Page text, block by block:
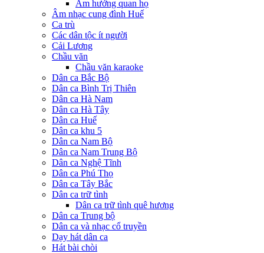
Âm hưởng quan họ
Âm nhạc cung đình Huế
Ca trù
Các dân tộc ít người
Cải Lương
Chầu văn
Chầu văn karaoke
Dân ca Bắc Bộ
Dân ca Bình Trị Thiên
Dân ca Hà Nam
Dân ca Hà Tây
Dân ca Huế
Dân ca khu 5
Dân ca Nam Bộ
Dân ca Nam Trung Bộ
Dân ca Nghệ Tĩnh
Dân ca Phú Thọ
Dân ca Tây Bắc
Dân ca trữ tình
Dân ca trữ tình quê hương
Dân ca Trung bộ
Dân ca và nhạc cổ truyền
Dạy hát dân ca
Hát bài chòi